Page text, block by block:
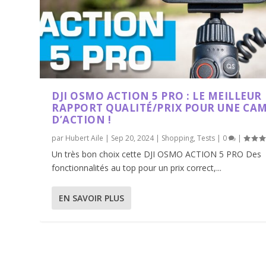
DJI OSMO ACTION 5 PRO : LE MEILLEUR
RAPPORT QUALITÉ/PRIX POUR UNE
D’ACTION !
par Hubert Aile | Sep 20, 2024| Shopping,Tests | 0 |
Un très bon choix cette DJI OSMO ACTION 5 PRO Des
fonctionnalités au top pour un prix correct,...
EN SAVOIR PLUS